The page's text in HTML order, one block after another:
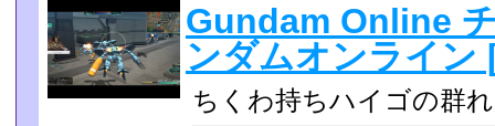
Gundam Online
ンダムオンライン
ちくわ持ちハイゴの群